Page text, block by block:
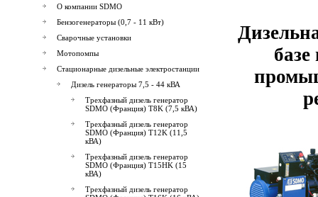
О компании SDMO
Бензогенераторы (0,7 - 11 кВт)
Сварочные установки
Мотопомпы
Стационарные дизельные электростанции
Дизель генераторы 7,5 - 44 кВА
Трехфазный дизель генератор
SDMO (Франция) T8K (7,5 кВА)
Трехфазный дизель генератор
SDMO (Франция) T12K (11,5
кВА)
Трехфазный дизель генератор
SDMO (Франция) T15HK (15
кВА)
Трехфазный дизель генератор